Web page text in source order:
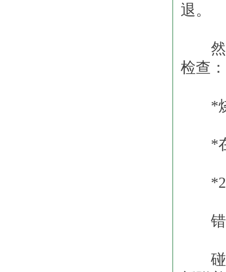
退。
然而
检查：
*烧
*在
*2岁
错
碰落